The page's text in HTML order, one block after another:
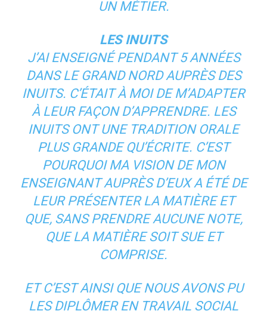
UN MÉTIER.
LES INUITS
J’AI ENSEIGNÉ PENDANT 5 ANNÉES
DANS LE GRAND NORD AUPRÈS DES
INUITS. C’ÉTAIT À MOI DE M’ADAPTER
À LEUR FAÇON D’APPRENDRE. LES
INUITS ONT UNE TRADITION ORALE
PLUS GRANDE QU’ÉCRITE. C’EST
POURQUOI MA VISION DE MON
ENSEIGNANT AUPRÈS D’EUX A ÉTÉ DE
LEUR PRÉSENTER LA MATIÈRE ET
QUE, SANS PRENDRE AUCUNE NOTE,
QUE LA MATIÈRE SOIT SUE ET
COMPRISE.
ET C’EST AINSI QUE NOUS AVONS PU
LES DIPLÔMER EN TRAVAIL SOCIAL